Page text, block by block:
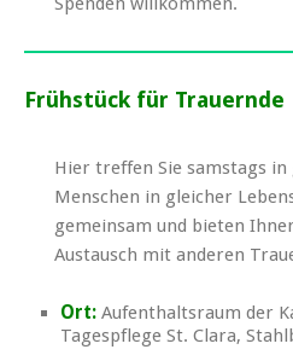
Frühstück für Trauernde
Hier treffen Sie samstags
Menschen in gleicher
gemeinsam und bieten
Austausch mit anderen
Ort: Aufenthaltsraum der
Tagespflege St. Clara,